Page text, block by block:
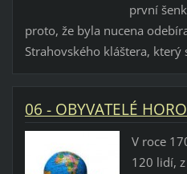
první
proto, že byla nucena
Strahovského kláštera, který
06 - OBYVATELÉ
V roce
120 lidí,